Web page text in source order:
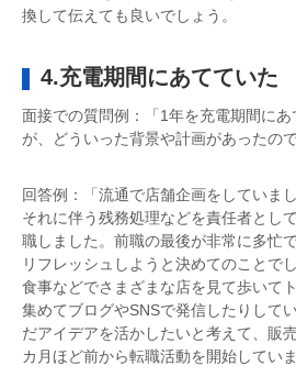
換して伝えても良いでしょう。
4.充電期間にあてていた
面接での質問例：「1年を充電期間に
が、どういった背景や計画があったの
回答例：「流通で店舗企画をしていま
それに伴う残務処理などを責任者とし
職しました。前職の最後が非常に多忙
リフレッシュしようと決めてのことで
食事などでさまざまな店を見て歩いて
集めてブログやSNSで発信したりして
だアイデアを活かしたいと考えて、販
カ月ほど前から転職活動を開始していま